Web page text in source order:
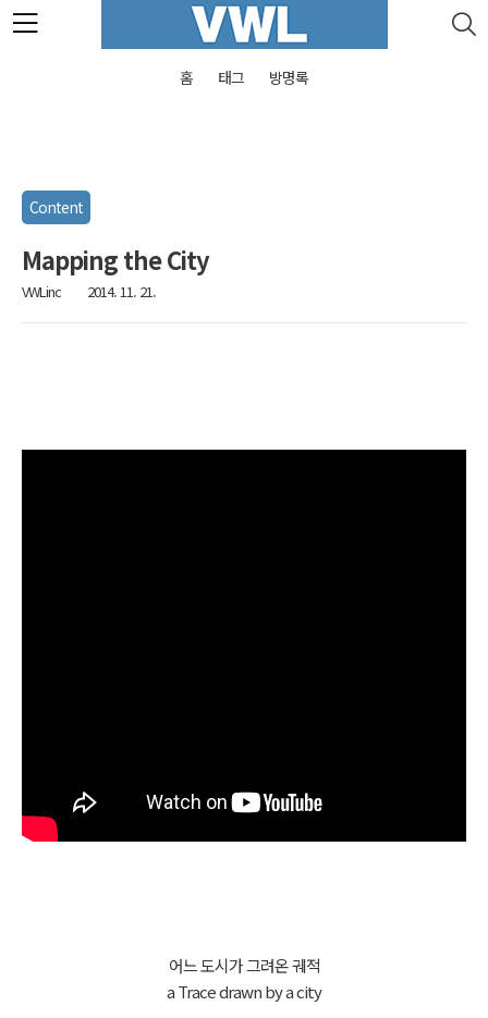
본문 바로가기
홈 태그 방명록
Content
Mapping the City
VWLinc 2014. 11. 21.
어느 도시가 그려온 궤적
a Trace drawn by a city